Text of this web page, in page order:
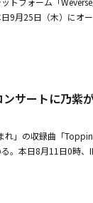
9月25日（木）にオ
がリアルタイムでコ
ントこの度、
を皆さんにお届け
ミュニティオープ
年9月26日（金）
記念したキャンペー
なプレゼントを差し
サートに乃紫
れ」の収録曲「
。本日8月11日0時
本国内スニーカー